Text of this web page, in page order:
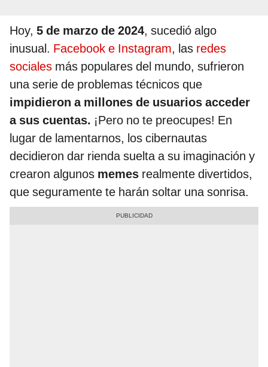
Hoy, 5 de marzo de 2024, sucedió algo
inusual. Facebook e Instagram, las redes
sociales más populares del mundo, sufrieron
una serie de problemas técnicos que
impidieron a millones de usuarios acceder
a sus cuentas. ¡Pero no te preocupes! En
lugar de lamentarnos, los cibernautas
decidieron dar rienda suelta a su imaginación y
crearon algunos memes realmente divertidos,
que seguramente te harán soltar una sonrisa.